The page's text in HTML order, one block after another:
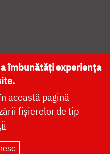
NAȚIONALĂ
MEDIA
îmbunătăți experiența
această pagină
fișierelor de tip